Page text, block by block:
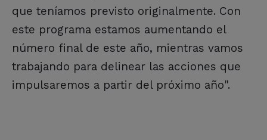
que teníamos previsto originalmente. Con
este programa estamos aumentando el
número final de este año, mientras vamos
trabajando para delinear las acciones que
impulsaremos a partir del próximo año".